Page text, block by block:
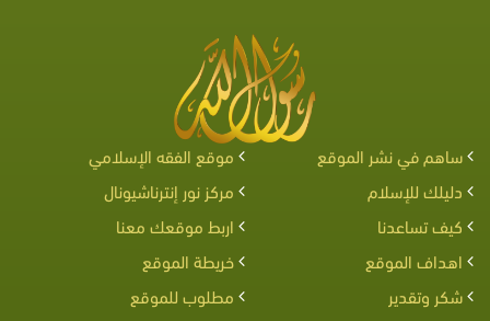
ساهم في نشر الموقع
موقع الفقه الإسلامي
دليلك للإسلام
مركز نور إنترناشيونال
كيف تساعدنا
اربط موقعك معنا
اهداف الموقع
خريطة الموقع
شكر وتقدير
مطلوب للموقع